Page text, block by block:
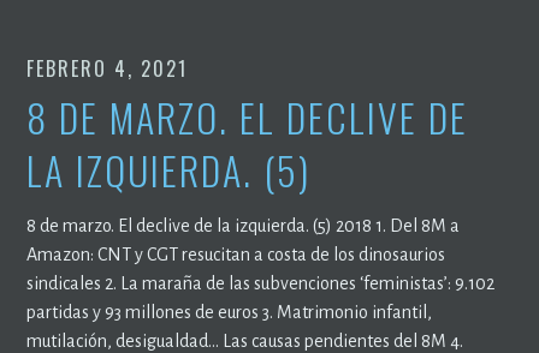
FEBRERO 4, 2021
8 DE MARZO. EL DECLIVE DE
LA IZQUIERDA. (5)
8 de marzo. El declive de la izquierda. (5) 2018 1. Del 8M a
Amazon: CNT y CGT resucitan a costa de los dinosaurios
sindicales 2. La maraña de las subvenciones ‘feministas’: 9.102
partidas y 93 millones de euros 3. Matrimonio infantil,
mutilación, desigualdad… Las causas pendientes del 8M 4.